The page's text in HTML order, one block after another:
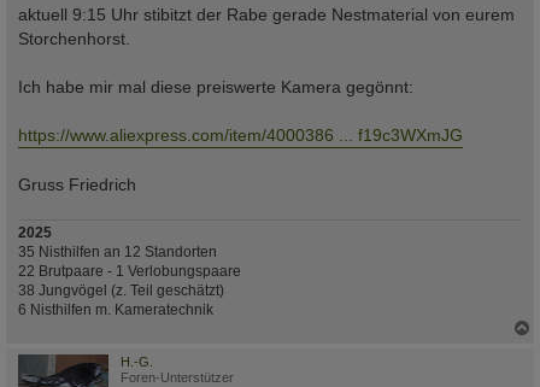
a
g
aktuell 9:15 Uhr stibitzt der Rabe gerade Nestmaterial von eurem
Storchenhorst.
Ich habe mir mal diese preiswerte Kamera gegönnt:
https://www.aliexpress.com/item/4000386 ... f19c3WXmJG
Gruss Friedrich
2025
35 Nisthilfen an 12 Standorten
22 Brutpaare - 1 Verlobungspaare
38 Jungvögel (z. Teil geschätzt)
6 Nisthilfen m. Kameratechnik
H.-G.
Foren-Unterstützer